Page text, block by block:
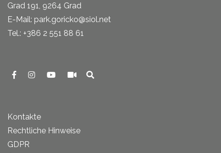
Grad 191, 9264 Grad
E-Mail: park.goricko@siol.net
Tel.: +386 2 551 88 61
Kontakte
Rechtliche Hinweise
GDPR